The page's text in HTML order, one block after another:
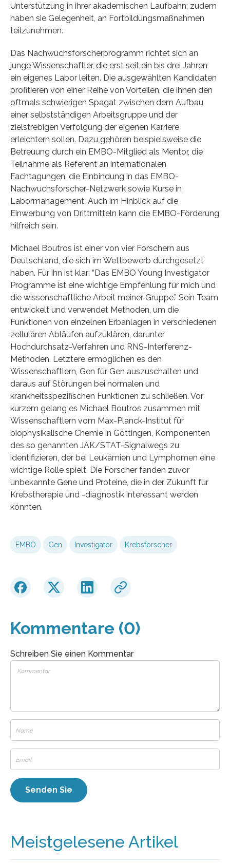
Unterstützung in ihrer akademischen Laufbahn; zudem
haben sie Gelegenheit, an Fortbildungsmaßnahmen
teilzunehmen.
Das Nachwuchsforscherprogramm richtet sich an
junge Wissenschaftler, die erst seit ein bis drei Jahren
ein eigenes Labor leiten. Die ausgewählten Kandidaten
profitieren von einer Reihe von Vorteilen, die ihnen den
oftmals schwierigen Spagat zwischen dem Aufbau
einer selbstständigen Arbeitsgruppe und der
zielstrebigen Verfolgung der eigenen Karriere
erleichtern sollen. Dazu gehören beispielsweise die
Betreuung durch ein EMBO-Mitglied als Mentor, die
Teilnahme als Referent an internationalen
Fachtagungen, die Einbindung in das EMBO-
Nachwuchsforscher-Netzwerk sowie Kurse in
Labormanagement. Auch im Hinblick auf die
Einwerbung von Drittmitteln kann die EMBO-Förderung
hilfreich sein.
Michael Boutros ist einer von vier Forschern aus
Deutschland, die sich im Wettbewerb durchgesetzt
haben. Für ihn ist klar: “Das EMBO Young Investigator
Programme ist eine wichtige Empfehlung für mich und
die wissenschaftliche Arbeit meiner Gruppe.” Sein Team
entwickelt und verwendet Methoden, um die
Funktionen von einzelnen Erbanlagen in verschiedenen
zellulären Abläufen aufzuklären, darunter
Hochdurchsatz-Verfahren und RNS-Interferenz-
Methoden. Letztere ermöglichen es den
Wissenschaftlern, Gen für Gen auszuschalten und
daraus auf Störungen bei normalen und
krankheitsspezifischen Funktionen zu schließen. Vor
kurzem gelang es Michael Boutros zusammen mit
Wissenschaftlern vom Max-Planck-Institut für
biophysikalische Chemie in Göttingen, Komponenten
des so genannten JAK/STAT-Signalwegs zu
identifizieren, der bei Leukämien und Lymphomen eine
wichtige Rolle spielt. Die Forscher fanden zuvor
unbekannte Gene und Proteine, die in der Zukunft für
Krebstherapie und -diagnostik interessant werden
könnten.
EMBO Gen Investigator Krebsforscher
Kommentare (0)
Schreiben Sie einen Kommentar
Meistgelesene Artikel